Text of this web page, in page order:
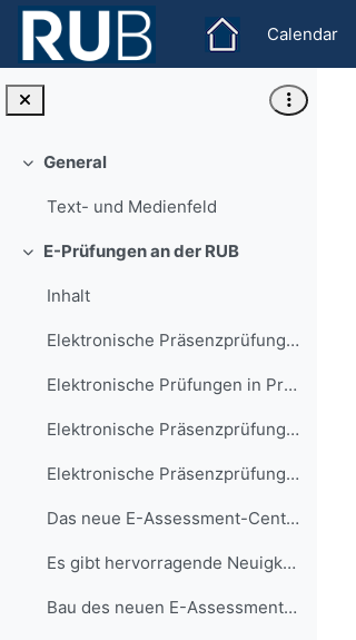
Skip to main content
Calendar
Collapse
General
Text- und Medienfeld
Collapse
E-Prüfungen an der RUB
Inhalt
Elektronische Präsenzprüfungen
Elektronische Prüfungen in Präsenz
Elektronische Präsenzprüfungen und&nbs...
Elektronische Präsenzprüfungen und Online-Di...
Das neue E-Assessment-Center in GAFO 04/402
Es gibt hervorragende Neuigkeiten, denn die besteh...
Bau des neuen E-Assessment-Centers in GAFO 04